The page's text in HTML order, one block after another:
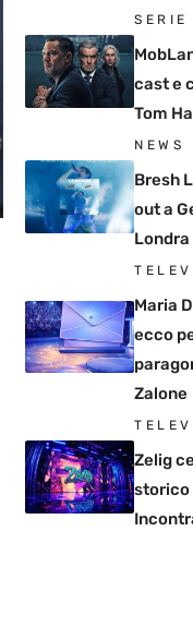
SERIE
cast e
Tom
NEWS
Bresh
out a
Maria
ecco
Zalone
Zelig
storico